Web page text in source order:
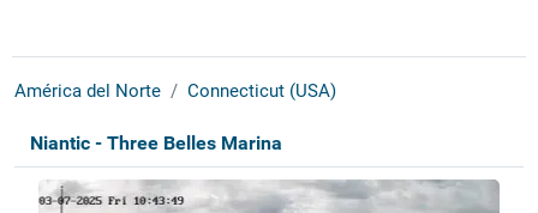
América del Norte Connecticut (USA)
Niantic - Three Belles Marina